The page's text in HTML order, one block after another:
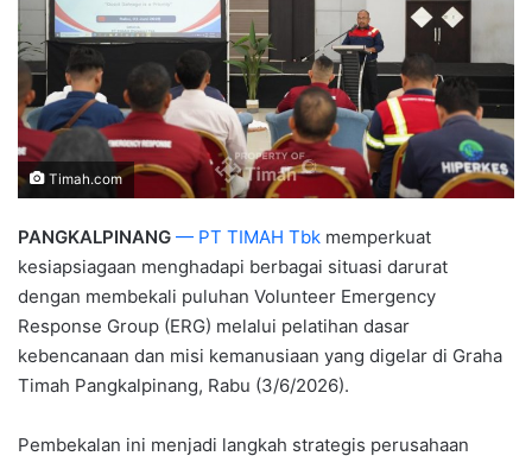
Timah.com
PANGKALPINANG — PT TIMAH Tbk memperkuat
kesiapsiagaan menghadapi berbagai situasi darurat
dengan membekali puluhan Volunteer Emergency
Response Group (ERG) melalui pelatihan dasar
kebencanaan dan misi kemanusiaan yang digelar di Graha
Timah Pangkalpinang, Rabu (3/6/2026).
Pembekalan ini menjadi langkah strategis perusahaan